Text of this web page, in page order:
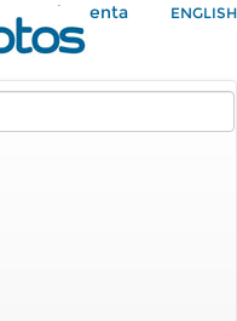
Mi Cuenta ENGLISH